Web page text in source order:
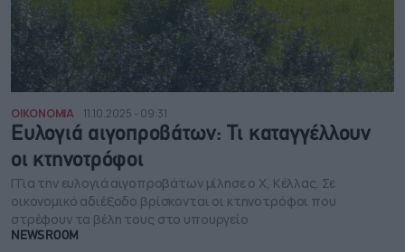
ΟΙΚΟΝΟΜΙΑ 11.10.2025 - 09:31
Eυλογιά αιγοπροβάτων: Τι καταγγέλλουν
οι κτηνοτρόφοι
ΓΓια την ευλογιά αιγοπροβάτων μίλησε ο Χ, Κέλλας. Σε
οικονομικό αδιέξοδο βρίσκονται οι κτηνοτρόφοι που
στρέφουν τα βέλη τους στο υπουργείο
NEWSROOM